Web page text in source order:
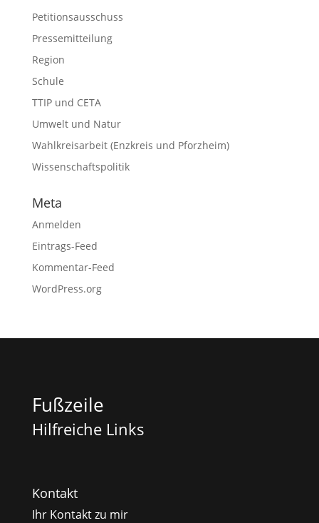
Petitionsausschuss
Pressemitteilung
Region
Schule
TTIP und CETA
Umwelt und Natur
Wahlkreisarbeit (Enzkreis und Pforzheim)
Wissenschaftspolitik
Meta
Anmelden
Eintrags-Feed
Kommentar-Feed
WordPress.org
Fußzeile
Hilfreiche Links
Kontakt
Ihr Kontakt zu mir